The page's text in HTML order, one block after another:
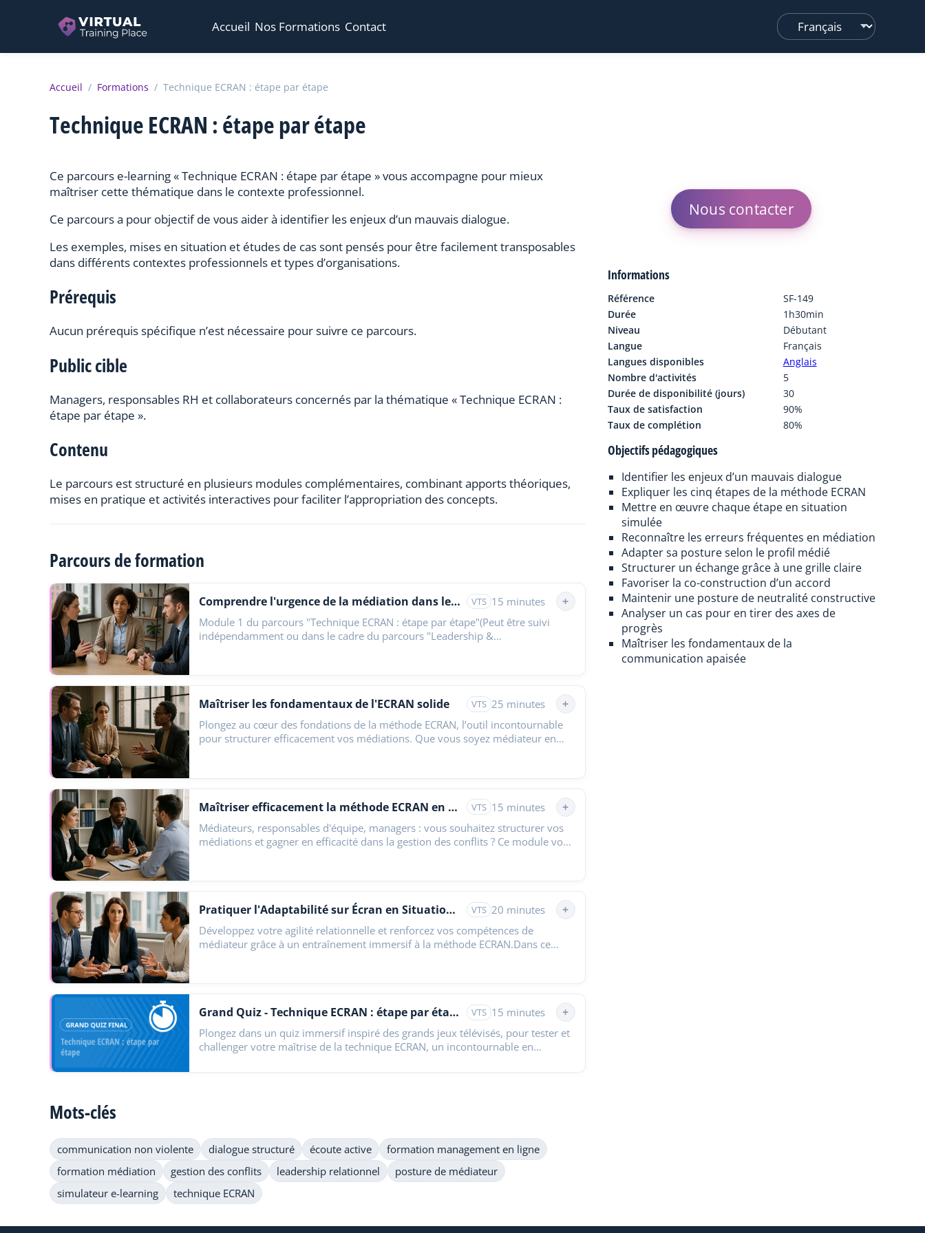
Accueil Nos Formations Contact
Changer
de
Accueil / Formations / Technique ECRAN : étape par étape
Technique ECRAN : étape par étape
Ce parcours e-learning « Technique ECRAN : étape par étape » vous accompagne pour mieux
maîtriser cette thématique dans le contexte professionnel.
Ce parcours a pour objectif de vous aider à identifier les enjeux d’un mauvais dialogue.
Les exemples, mises en situation et études de cas sont pensés pour être facilement transposables
dans différents contextes professionnels et types d’organisations.
Prérequis
Aucun prérequis spécifique n’est nécessaire pour suivre ce parcours.
Public cible
Managers, responsables RH et collaborateurs concernés par la thématique « Technique ECRAN :
étape par étape ».
Contenu
Le parcours est structuré en plusieurs modules complémentaires, combinant apports théoriques,
mises en pratique et activités interactives pour faciliter l’appropriation des concepts.
Parcours de formation
Comprendre l'urgence de la médiation dans les conflits VTS 15 minutes +
Module 1 du parcours "Technique ECRAN : étape par étape"(Peut être suivi
indépendamment ou dans le cadre du parcours "Leadership &
Maîtriser les fondamentaux de l'ECRAN solide VTS 25 minutes +
Plongez au cœur des fondations de la méthode ECRAN, l’outil incontournable
pour structurer efficacement vos médiations. Que vous soyez médiateur en
Maîtriser efficacement la méthode ECRAN en milieu professionnel VTS 15 minutes +
Médiateurs, responsables d'équipe, managers : vous souhaitez structurer vos
médiations et gagner en efficacité dans la gestion des conflits ? Ce module vous
Pratiquer l'Adaptabilité sur Écran en Situation Réelle VTS 20 minutes +
Développez votre agilité relationnelle et renforcez vos compétences de
médiateur grâce à un entraînement immersif à la méthode ECRAN.Dans ce
Grand Quiz - Technique ECRAN : étape par étape VTS 15 minutes +
Plongez dans un quiz immersif inspiré des grands jeux télévisés, pour tester et
challenger votre maîtrise de la technique ECRAN, un incontournable en
Mots-clés
communication non violente dialogue structuré écoute active
formation management en ligne
formation médiation
gestion des conflits leadership relationnel
posture de médiateur
simulateur e-learning
technique ECRAN
Nous contacter
Informations
Référence
SF-149
Durée
1h30min
Niveau
Débutant
Langue
Français
Langues disponibles
Anglais
Nombre d'activités
5
Durée de disponibilité (jours)
30
Taux de satisfaction
90%
Taux de complétion
80%
Objectifs pédagogiques
Identifier les enjeux d’un mauvais dialogue
Expliquer les cinq étapes de la méthode ECRAN
Mettre en œuvre chaque étape en situation
simulée
Reconnaître les erreurs fréquentes en médiation
Adapter sa posture selon le profil médié
Structurer un échange grâce à une grille claire
Favoriser la co-construction d’un accord
Maintenir une posture de neutralité constructive
Analyser un cas pour en tirer des axes de
progrès
Maîtriser les fondamentaux de la
communication apaisée